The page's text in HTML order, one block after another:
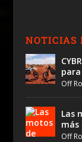
NOTICIAS
Off
Las
más
Off